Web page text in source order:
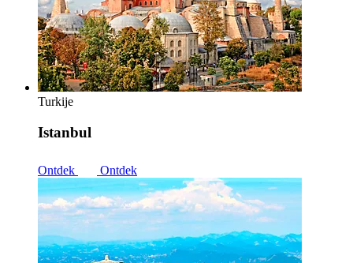
Turkije
Istanbul
Ontdek Ontdek